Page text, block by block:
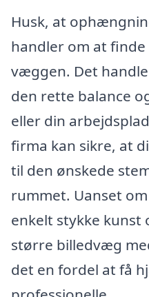
Husk, at
handler om at
væggen. Det
den rette balance
eller din
firma kan sikre, at
til den ønskede
rummet. Uanset
enkelt stykke kunst
større billedvæg
det en fordel at få